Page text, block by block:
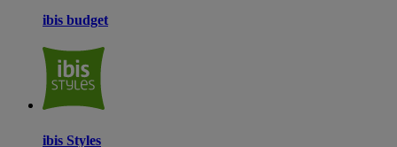
ibis budget
ibis Styles